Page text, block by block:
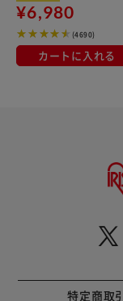
¥6,980
(4690)
カートに入れる
特定商取